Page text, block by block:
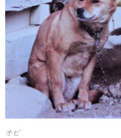
オビ